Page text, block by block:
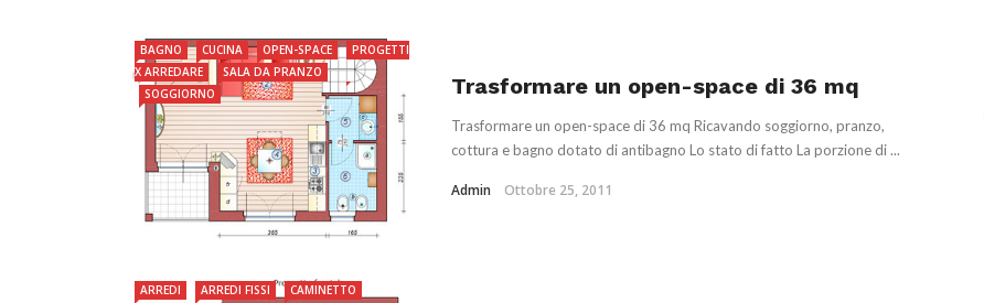
BAGNO CUCINA OPEN-SPACE
PROGETTI
X ARREDARE
SALA DA PRANZO
SOGGIORNO
Trasformare un open-space di 36 mq
Trasformare un open-space di 36 mq Ricavando soggiorno, pranzo,
cottura e bagno dotato di antibagno Lo stato di fatto La porzione di ...
Admin Ottobre 25, 2011
ARREDI ARREDI FISSI
CAMINETTO